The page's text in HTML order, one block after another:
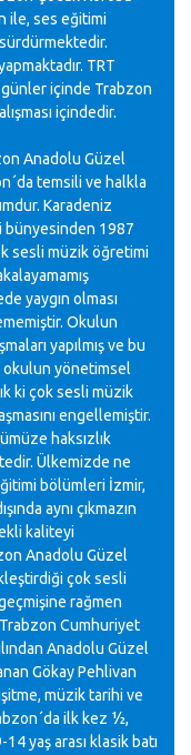
ile, ses eğitimi
TRT
içinde Trabzon
içindedir.
Anadolu Güzel
temsili ve halkla
Karadeniz
bünyesinden 1987
sesli müzik öğretimi
yaygın olması
Okulun
yapılmış ve bu
okulun yönetimsel
ki çok sesli müzik
engellemiştir.
haksızlık
Ülkemizde ne
bölümleri İzmir,
aynı çıkmazın
kaliteyi
Anadolu Güzel
çok sesli
rağmen
Cumhuriyet
Anadolu Güzel
Gökay Pehlivan
müzik tarihi ve
ilk kez ½,
yaş arası klasik batı